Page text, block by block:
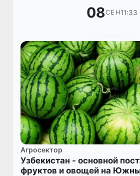
08СЕН11:33
Агросектор
Узбекистан - основной
фруктов и овощей на